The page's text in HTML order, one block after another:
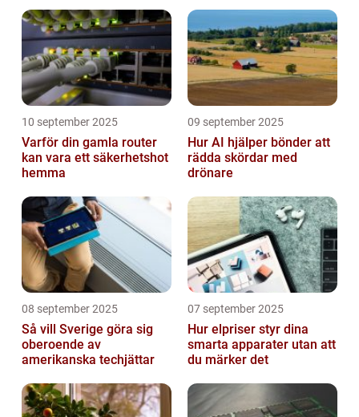
10 september 2025
Varför din gamla router
kan vara ett säkerhetshot
hemma
09 september 2025
Hur AI hjälper bönder att
rädda skördar med
drönare
08 september 2025
Så vill Sverige göra sig
oberoende av
amerikanska techjättar
07 september 2025
Hur elpriser styr dina
smarta apparater utan att
du märker det